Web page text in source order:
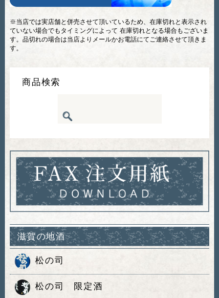
※当店では実店舗と併売させて頂いているため、在庫切れと表示され
ていない場合でもタイミングによって 在庫切れとなる場合もございま
す。品切れの場合は当店よりメールかお電話にてご連絡させて頂きま
す。
商品検索
滋賀の地酒
松の司
松の司 限定酒